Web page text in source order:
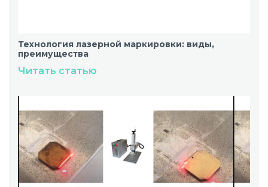
Технология лазерной маркировки: виды,
преимущества
Читать статью